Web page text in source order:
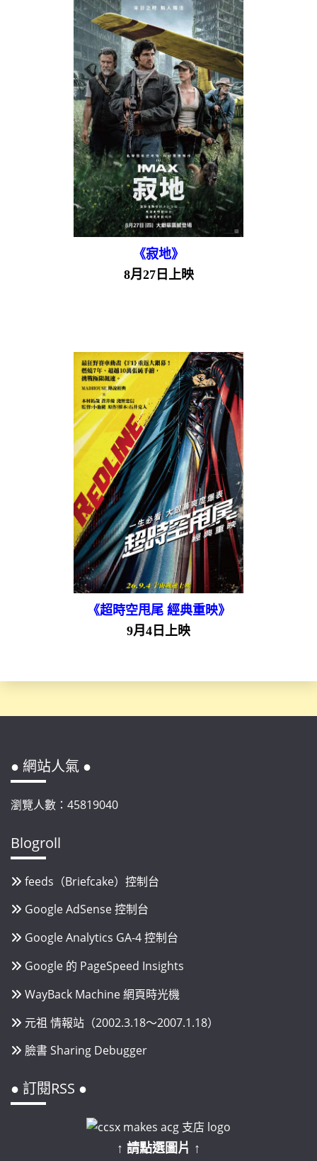
《寂地》
8月27日上映
《超時空甩尾 經典重映》
9月4日上映
● 網站人氣 ●
瀏覽人數：45819040
Blogroll
feeds（Briefcake）控制台
Google AdSense 控制台
Google Analytics GA-4 控制台
Google 的 PageSpeed Insights
WayBack Machine 網頁時光機
元祖 情報站（2002.3.18～2007.1.18）
臉書 Sharing Debugger
● 訂閱RSS ●
↑ 請點選圖片 ↑